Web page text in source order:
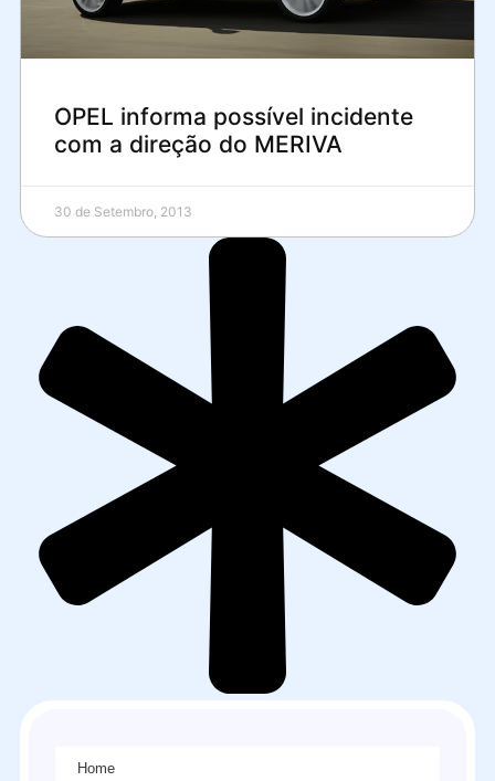
OPEL informa possível incidente
com a direção do MERIVA
30 de Setembro, 2013
Home